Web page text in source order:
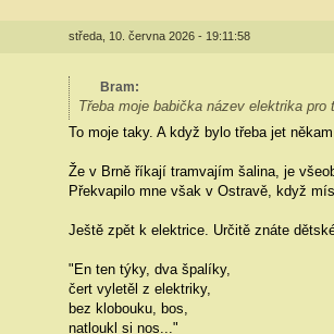
středa, 10. června 2026 - 19:11:58
Bram:
Třeba moje babička název elektrika
To moje taky. A když bylo třeba jet
Že v Brně říkají tramvajím šalina, je
Překvapilo mne však v Ostravě, když
Ještě zpět k elektrice. Určitě znáte
"En ten týky, dva špalíky,
čert vyletěl z elektriky,
bez klobouku, bos,
natloukl si nos..."